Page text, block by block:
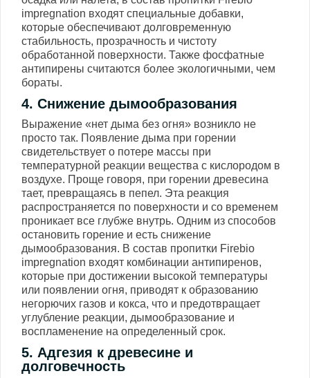
impregnation входят специальные добавки,
которые обеспечивают долговременную
стабильность, прозрачность и чистоту
обработанной поверхности. Также фосфатные
антипирены считаются более экологичными, чем
бораты.
4. Снижение дымообразования
Выражение «нет дыма без огня» возникло не
просто так. Появление дыма при горении
свидетельствует о потере массы при
температурной реакции вещества с кислородом в
воздухе. Проще говоря, при горении древесина
тает, превращаясь в пепел. Эта реакция
распространяется по поверхности и со временем
проникает все глубже внутрь. Одним из способов
остановить горение и есть снижение
дымообразования. В состав пропитки Firebio
impregnation входят комбинации антипиренов,
которые при достижении высокой температуры
или появлении огня, приводят к образованию
негорючих газов и кокса, что и предотвращает
углубление реакции, дымообразование и
воспламенение на определенный срок.
5. Адгезия к древесине и
долговечность